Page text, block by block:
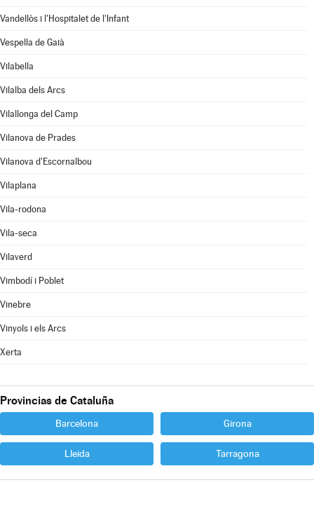
Vandellòs i l'Hospitalet de l'Infant
Vespella de Gaià
Vilabella
Vilalba dels Arcs
Vilallonga del Camp
Vilanova de Prades
Vilanova d'Escornalbou
Vilaplana
Vila-rodona
Vila-seca
Vilaverd
Vimbodí i Poblet
Vinebre
Vinyols i els Arcs
Xerta
Provincias de Cataluña
Barcelona Girona
Lleida Tarragona